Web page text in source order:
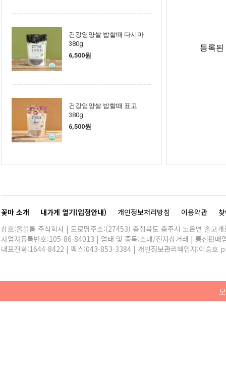
건강영양쌀 밥할때 다시마
380g
6,500원
건강영양쌀 밥할때 표고
380g
6,500원
등록
꽃마 소개 내가게 열기(입점안내) 개인정보처리방침 이용약관
상호:올블룸 주식회사 | 도로명주소:(27453) 충청북도 충주시 노은면 솔고
사업자등록번호:105-86-84013 | 업태 및 종목:소매/전자상거래 | 통신판매
대표전화:1644-8422 | 팩스:043-853-3384 | 개인정보관리책임자:이승호